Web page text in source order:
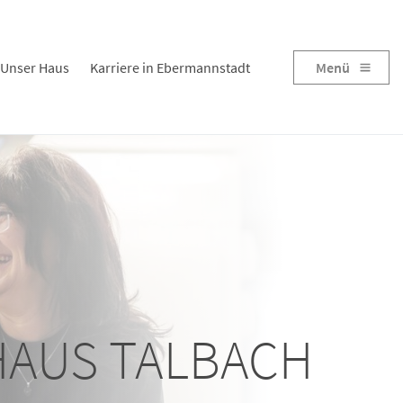
Unser Haus Karriere in Ebermannstadt Menü
TALBACH
TALBACH
TALBACH